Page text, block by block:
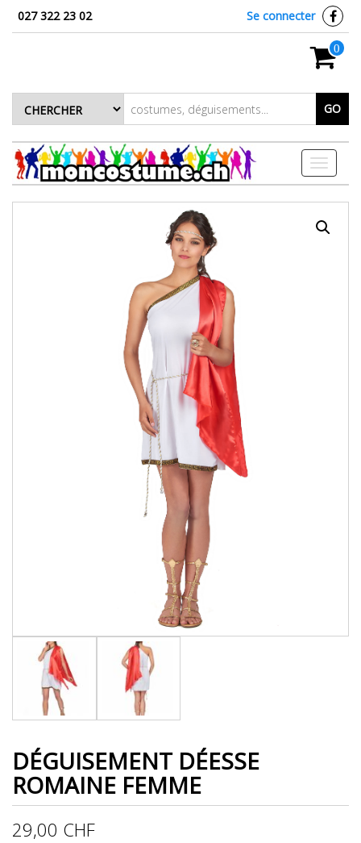
027 322 23 02 Se connecter
0
GO
Toggle
DÉGUISEMENT DÉESSE
ROMAINE FEMME
29,00 CHF